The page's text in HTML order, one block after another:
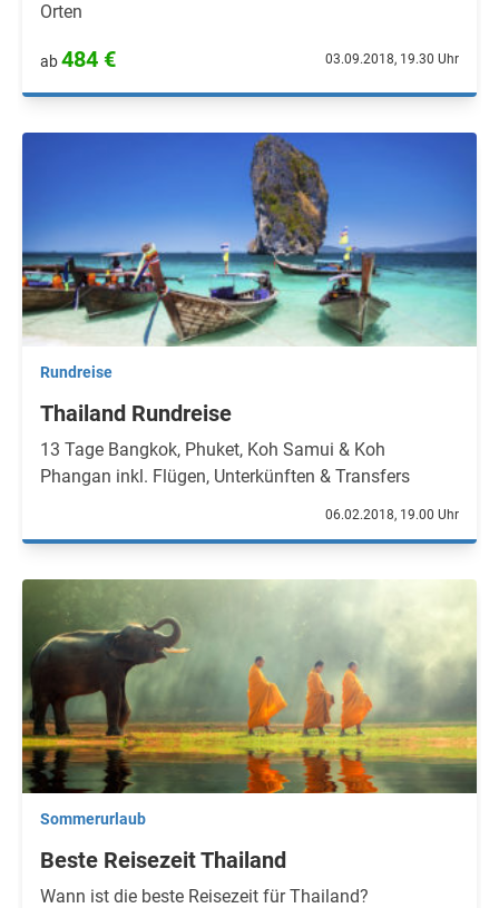
Orten
ab484 € 03.09.2018, 19.30 Uhr
Rundreise
Thailand Rundreise
13 Tage Bangkok, Phuket, Koh Samui & Koh
Phangan inkl. Flügen, Unterkünften & Transfers
06.02.2018, 19.00 Uhr
Sommerurlaub
Beste Reisezeit Thailand
Wann ist die beste Reisezeit für Thailand?